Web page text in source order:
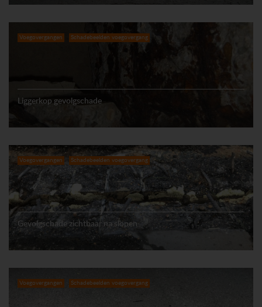
Voegovergangen Schadebeelden voegovergang
Liggerkop gevolgschade
Voegovergangen Schadebeelden voegovergang
Gevolgschade zichtbaar na slopen
Voegovergangen Schadebeelden voegovergang